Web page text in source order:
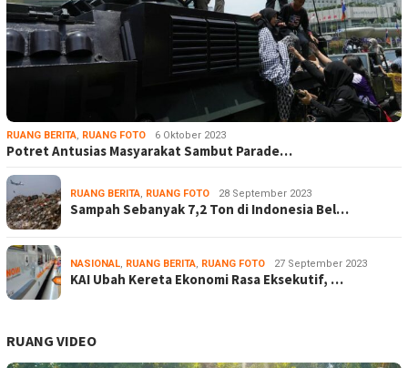
RUANG BERITA, RUANG FOTO 6 Oktober 2023
Potret Antusias Masyarakat Sambut Parade…
RUANG BERITA, RUANG FOTO 28 September 2023
Sampah Sebanyak 7,2 Ton di Indonesia Bel…
NASIONAL, RUANG BERITA, RUANG FOTO 27 September 2023
KAI Ubah Kereta Ekonomi Rasa Eksekutif, …
RUANG VIDEO